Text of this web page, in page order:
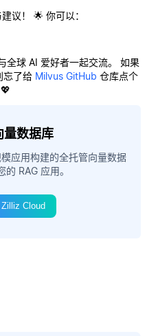
议！ 🌟 你可以：
全球 AI 爱好者一起交流。 如果
忘了给 Milvus GitHub 仓库点个
量数据库
应用构建的全托管向量数据
RAG 应用。
Cloud